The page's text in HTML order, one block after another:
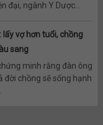
đại, ngành Y Dược...
vợ hơn tuổi, chồng
sang
minh rằng đàn ông
đời chồng sẽ sống hạnh